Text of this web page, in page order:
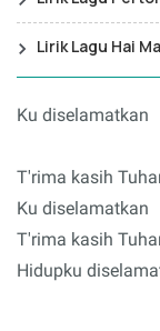
Lirik Lagu Hai
Ku diselamatkan
T'rima kasih
Ku diselamatkan
T'rima kasih
Hidupku